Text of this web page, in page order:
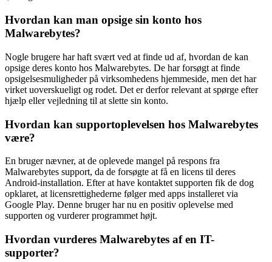
Hvordan kan man opsige sin konto hos
Malwarebytes?
Nogle brugere har haft svært ved at finde ud af, hvordan de kan
opsige deres konto hos Malwarebytes. De har forsøgt at finde
opsigelsesmuligheder på virksomhedens hjemmeside, men det har
virket uoverskueligt og rodet. Det er derfor relevant at spørge efter
hjælp eller vejledning til at slette sin konto.
Hvordan kan supportoplevelsen hos Malwarebytes
være?
En bruger nævner, at de oplevede mangel på respons fra
Malwarebytes support, da de forsøgte at få en licens til deres
Android-installation. Efter at have kontaktet supporten fik de dog
opklaret, at licensrettighederne følger med apps installeret via
Google Play. Denne bruger har nu en positiv oplevelse med
supporten og vurderer programmet højt.
Hvordan vurderes Malwarebytes af en IT-
supporter?